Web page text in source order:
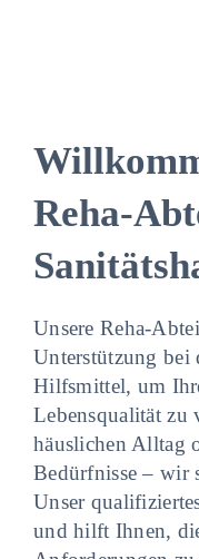
Reha-
Unsere Reha-
Unterstützung bei
Hilfsmittel, um
Lebensqualität zu
häuslichen Alltag
Bedürfnisse – wir
Unser
und hilft Ihnen,